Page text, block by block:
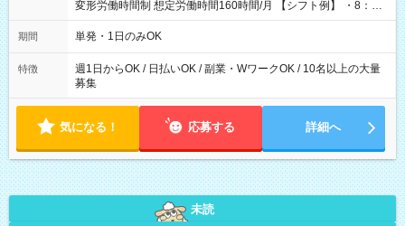
変形労働時間制 想定労働時間160時間/月 【シフト例】 ・8：00
～21：00
期間 単発・1日のみOK
特徴
週1日からOK / 日払いOK / 副業・WワークOK / 10名以上の大量
募集
気になる！ 応募する 詳細へ
未読